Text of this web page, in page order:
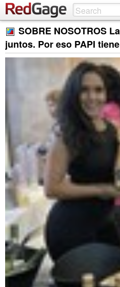
SOBRE NOSOTROS
juntos. Por eso PAPI